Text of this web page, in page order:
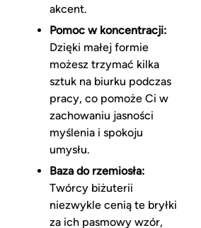
akcent.
Pomoc w koncentracji:
Dzięki małej formie
możesz trzymać kilka
sztuk na biurku podczas
pracy, co pomoże Ci w
zachowaniu jasności
myślenia i spokoju
umysłu.
Baza do rzemiosła:
Twórcy biżuterii
niezwykle cenią te bryłki
za ich pasmowy wzór,